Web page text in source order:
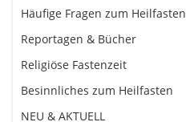
Häufige Fragen zum Heilfasten
Reportagen & Bücher
Religiöse Fastenzeit
Besinnliches zum Heilfasten
NEU & AKTUELL